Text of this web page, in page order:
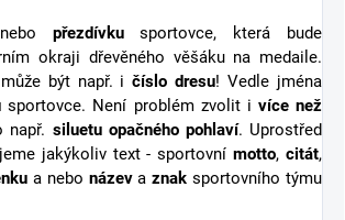
přezdívkusportovce, která bude
okraji dřevěného věšáku na medaile.
být např. ičíslo dresu! Vedle jména
sportovce. Není problém zvolit i více než
např. siluetu opačného pohlaví. Uprostřed
jakýkoliv text - sportovnímotto,citát,
a nebo názevaznak sportovního týmu